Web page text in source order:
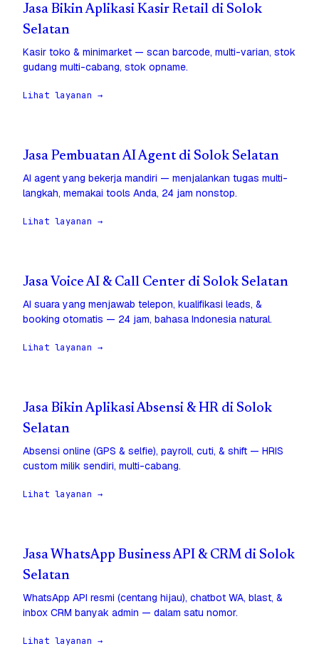
Jasa Bikin Aplikasi Kasir Retail di Solok
Selatan
Kasir toko & minimarket — scan barcode, multi-varian, stok
gudang multi-cabang, stok opname.
Lihat layanan →
Jasa Pembuatan AI Agent di Solok Selatan
AI agent yang bekerja mandiri — menjalankan tugas multi-
langkah, memakai tools Anda, 24 jam nonstop.
Lihat layanan →
Jasa Voice AI & Call Center di Solok Selatan
AI suara yang menjawab telepon, kualifikasi leads, &
booking otomatis — 24 jam, bahasa Indonesia natural.
Lihat layanan →
Jasa Bikin Aplikasi Absensi & HR di Solok
Selatan
Absensi online (GPS & selfie), payroll, cuti, & shift — HRIS
custom milik sendiri, multi-cabang.
Lihat layanan →
Jasa WhatsApp Business API & CRM di Solok
Selatan
WhatsApp API resmi (centang hijau), chatbot WA, blast, &
inbox CRM banyak admin — dalam satu nomor.
Lihat layanan →